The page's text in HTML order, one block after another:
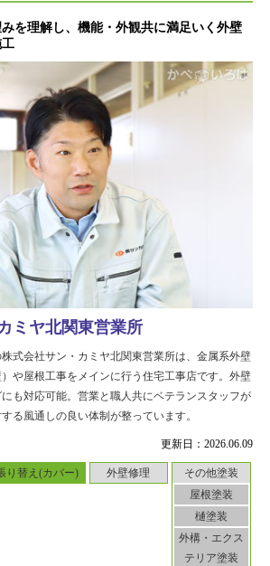
を理解し、機能・外観共に満足いく外壁
更新日：2026.06.09
り替え(カバー) 外壁修理
その他塗装
屋根塗装
樋塗装
外構・エクス
テリア塗装
ミヤ北関東営業所
式会社サン・カミヤ北関東営業所は、金属系外壁
）や屋根工事をメインに行う住宅工事店です。外壁
も対応可能。営業と職人共にベテランスタッフが
る風通しの良い体制が整っています。